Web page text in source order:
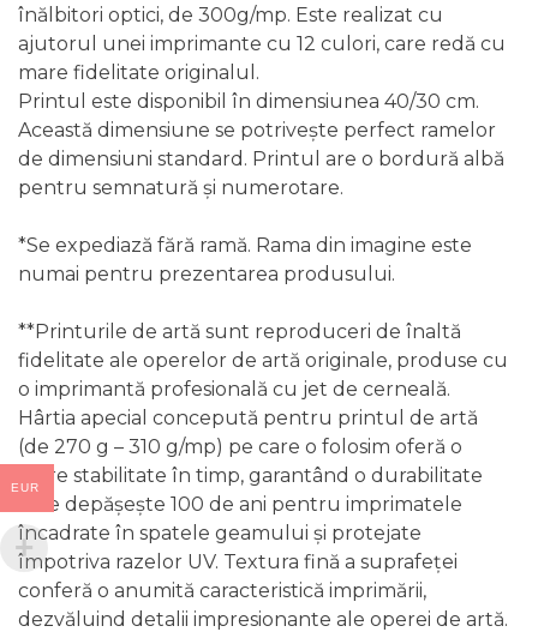
înălbitori optici, de 300g/mp. Este realizat cu
ajutorul unei imprimante cu 12 culori, care redă cu
mare fidelitate originalul.
Printul este disponibil în dimensiunea 40/30 cm.
Această dimensiune se potrivește perfect ramelor
de dimensiuni standard. Printul are o bordură albă
pentru semnatură și numerotare.
*Se expediază fără ramă. Rama din imagine este
numai pentru prezentarea produsului.
**Printurile de artă sunt reproduceri de înaltă
fidelitate ale operelor de artă originale, produse cu
o imprimantă profesională cu jet de cerneală.
Hârtia apecial concepută pentru printul de artă
(de 270 g – 310 g/mp) pe care o folosim oferă o
mare stabilitate în timp, garantând o durabilitate
care depășește 100 de ani pentru imprimatele
încadrate în spatele geamului și protejate
împotriva razelor UV. Textura fină a suprafeței
conferă o anumită caracteristică imprimării,
dezvăluind detalii impresionante ale operei de artă.
EUR